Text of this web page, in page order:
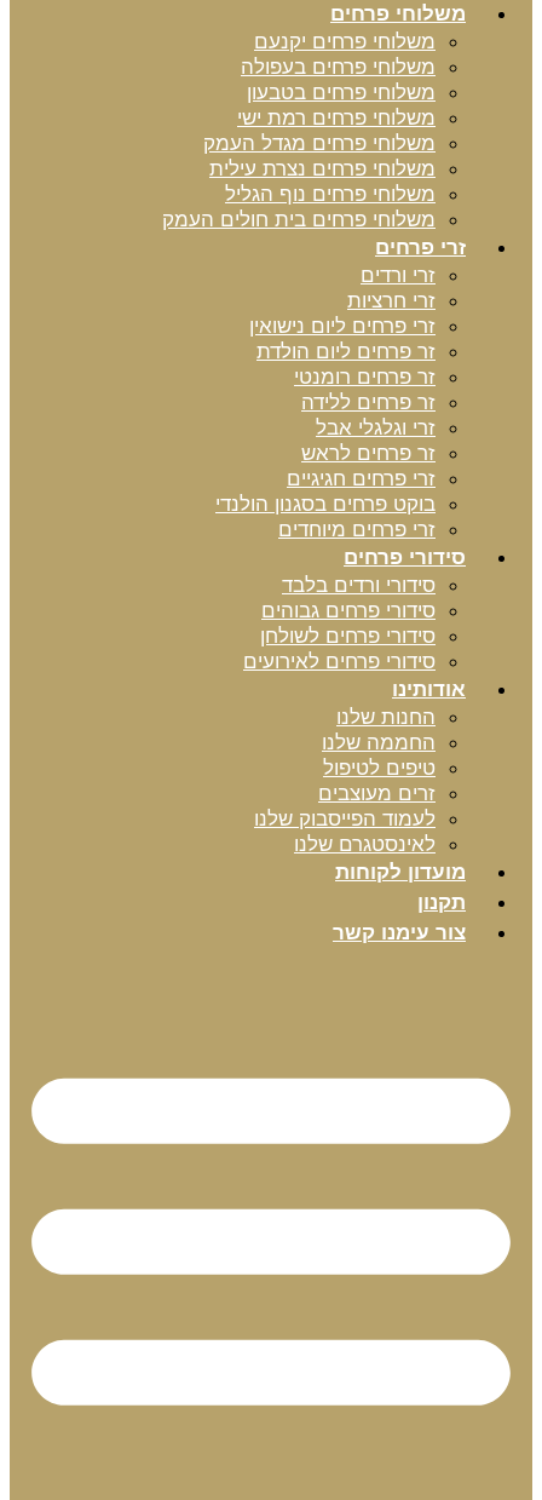
משלוחי פרחים
משלוחי פרחים יקנעם
משלוחי פרחים בעפולה
משלוחי פרחים בטבעון
משלוחי פרחים רמת ישי
משלוחי פרחים מגדל העמק
משלוחי פרחים נצרת עילית
משלוחי פרחים נוף הגליל
משלוחי פרחים בית חולים העמק
זרי פרחים
זרי ורדים
זרי חרציות
זרי פרחים ליום נישואין
זר פרחים ליום הולדת
זר פרחים רומנטי
זר פרחים ללידה
זרי וגלגלי אבל
זר פרחים לראש
זרי פרחים חגיגיים
בוקט פרחים בסגנון הולנדי
זרי פרחים מיוחדים
סידורי פרחים
סידורי ורדים בלבד
סידורי פרחים גבוהים
סידורי פרחים לשולחן
סידורי פרחים לאירועים
אודותינו
החנות שלנו
החממה שלנו
טיפים לטיפול
זרים מעוצבים
לעמוד הפייסבוק שלנו
לאינסטגרם שלנו
מועדון לקוחות
תקנון
צור עימנו קשר